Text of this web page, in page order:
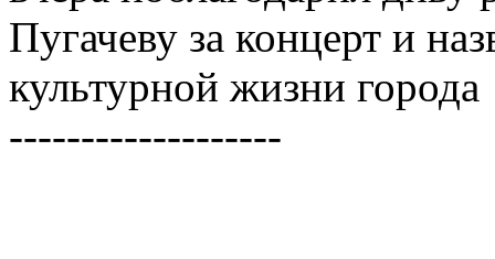
Пугачеву за концерт и
культурной жизни города
-------------------